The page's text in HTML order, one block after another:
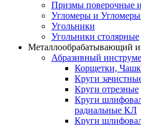
Призмы поверочные
Угломеры и
Угольники
Угольники столярные
Металлообрабатывающий
Абразивный
Корщетки,
Круги
Круги отрезные
Круги
радиальные КЛ
Круги